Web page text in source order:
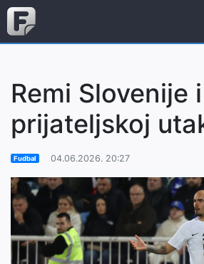
Remi Slovenije
prijateljskoj
Fudbal 04.06.2026. 20:27